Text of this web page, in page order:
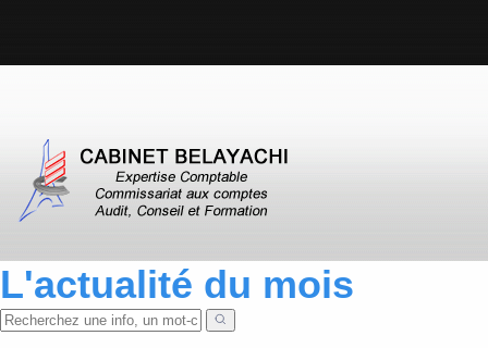
L'actualité du mois